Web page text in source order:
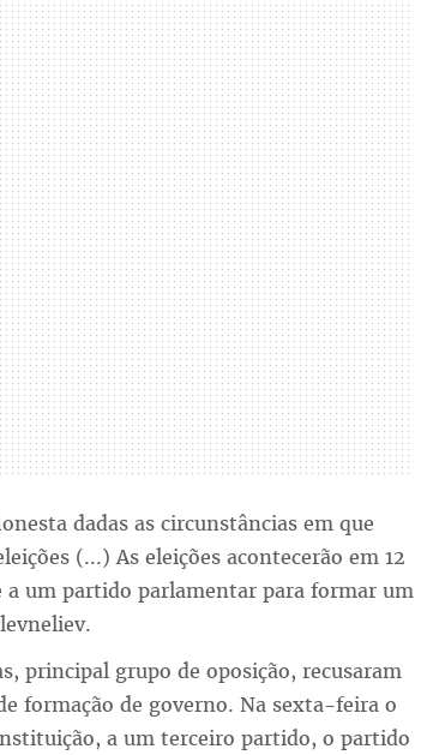
dadas as circunstâncias em que
(...) As eleições acontecerão em 12
um partido parlamentar para formar um
principal grupo de oposição, recusaram
formação de governo. Na sexta-feira o
a um terceiro partido, o partido